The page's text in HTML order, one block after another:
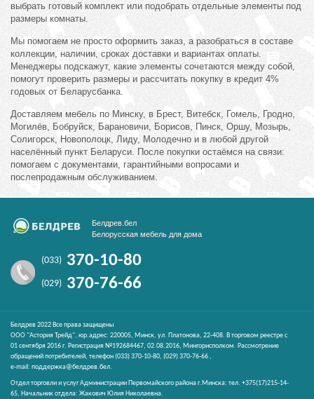
выбрать готовый комплект или подобрать отдельные элементы под
размеры комнаты.
Мы помогаем не просто оформить заказ, а разобраться в составе
коллекции, наличии, сроках доставки и вариантах оплаты.
Менеджеры подскажут, какие элементы сочетаются между собой,
помогут проверить размеры и рассчитать покупку в кредит 4%
годовых от Беларусбанка.
Доставляем мебель по Минску, в Брест, Витебск, Гомель, Гродно,
Могилёв, Бобруйск, Барановичи, Борисов, Пинск, Оршу, Мозырь,
Солигорск, Новополоцк, Лиду, Молодечно и в любой другой
населённый пункт Беларуси. После покупки остаёмся на связи:
помогаем с документами, гарантийными вопросами и
послепродажным обслуживанием.
Белдрев.бел
Белорусская мебель для дома
(033) 370-10-80
(029) 370-76-66
Белдрев 2022 Все права защищены
ООО "Астория Трейд", юр.адрес: 220005, Минск, ул. Платонова, 22-408. В торговом реестре с
01 сентября 2016 г. Регистрация №192684467, 02.08.2016, Мингорисполком. Рассмотрение
обращений потребителей, телефон(033)370-10-80, (029)370-76-66 ,
e-mail: поддержка@белдрев.бел.
Отдел торговли и услуг Администрации Первомайского района г.Минска: тел. +375(17)215-14-
65, Начальник отдела: Жакович Юлия Николаевна.